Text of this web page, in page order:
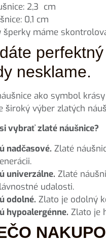
2,3 cm
0,1 cm
šperky máme
nesklame.
ako symbol
široký výber zlatých
vybrať zlaté náušnice?
nadčasové. Zlaté
univerzálne. Zlaté
udalosti.
odolné. Zlato je odolný
hypoalergénne. Zlato je